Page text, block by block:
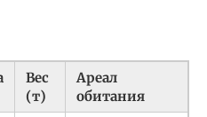
Вес
(т)
Ареал
обитания